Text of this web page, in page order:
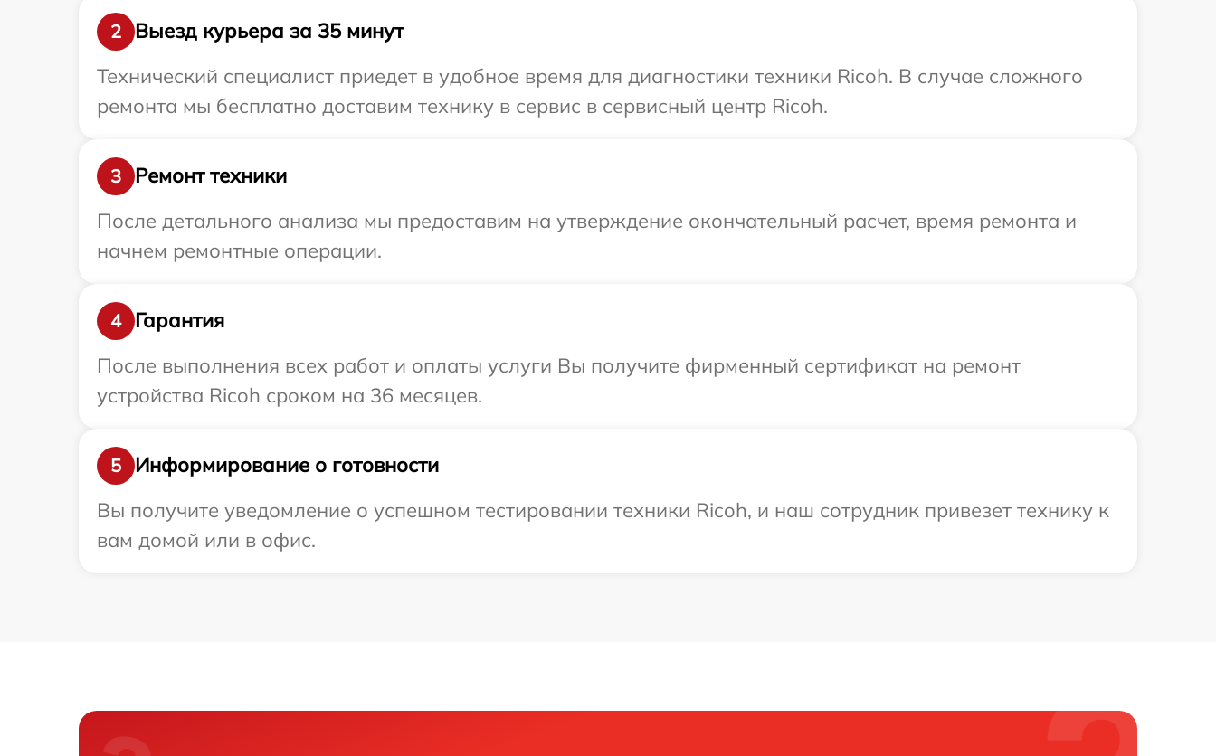
2
Выезд курьера за 35 минут
Технический специалист приедет в удобное время для диагностики техники Ricoh. В случае сложного
ремонта мы бесплатно доставим технику в сервис в сервисный центр Ricoh.
3
Ремонт техники
После детального анализа мы предоставим на утверждение окончательный расчет, время ремонта и
начнем ремонтные операции.
4
Гарантия
После выполнения всех работ и оплаты услуги Вы получите фирменный сертификат на ремонт
устройства Ricoh сроком на 36 месяцев.
5
Информирование о готовности
Вы получите уведомление о успешном тестировании техники Ricoh, и наш сотрудник привезет технику к
вам домой или в офис.